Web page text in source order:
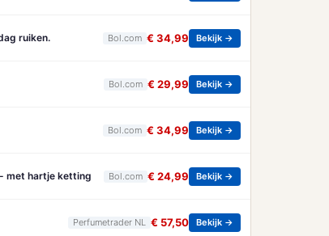
ruiken. Bol.com € 34,99 Bekijk →
Bol.com € 29,99 Bekijk →
Bol.com € 34,99 Bekijk →
met hartje ketting Bol.com € 24,99 Bekijk →
Perfumetrader NL € 57,50 Bekijk →